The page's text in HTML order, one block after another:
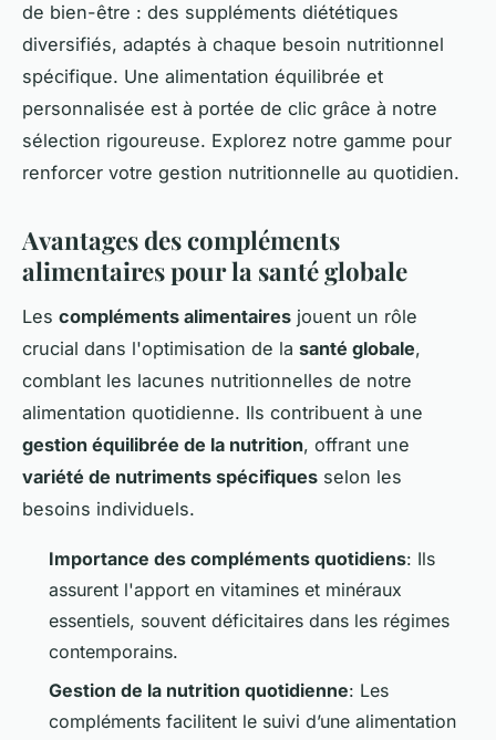
de bien-être : des suppléments diététiques
diversifiés, adaptés à chaque besoin nutritionnel
spécifique. Une alimentation équilibrée et
personnalisée est à portée de clic grâce à notre
sélection rigoureuse. Explorez notre gamme pour
renforcer votre gestion nutritionnelle au quotidien.
Avantages des compléments
alimentaires pour la santé globale
Les compléments alimentaires jouent un rôle
crucial dans l'optimisation de la santé globale,
comblant les lacunes nutritionnelles de notre
alimentation quotidienne. Ils contribuent à une
gestion équilibrée de la nutrition, offrant une
variété de nutriments spécifiques selon les
besoins individuels.
Importance des compléments quotidiens: Ils
assurent l'apport en vitamines et minéraux
essentiels, souvent déficitaires dans les régimes
contemporains.
Gestion de la nutrition quotidienne: Les
compléments facilitent le suivi d’une alimentation